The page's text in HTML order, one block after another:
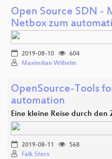
Open Source SDN -
Netbox zum
2019-08-10
604
Maximilian Wilhelm
OpenSource-Tools
automation
Eine kleine Reise durch den
2019-08-11
568
Falk Stern